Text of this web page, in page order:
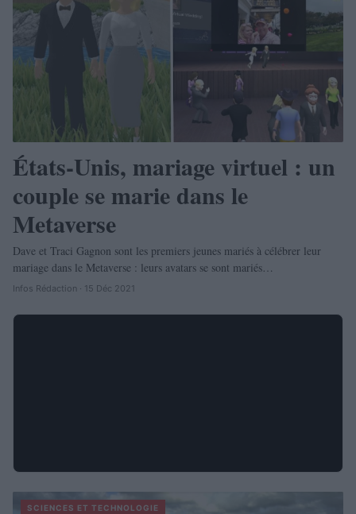
États-Unis, mariage virtuel : un
couple se marie dans le
Metaverse
Dave et Traci Gagnon sont les premiers jeunes mariés à célébrer leur
mariage dans le Metaverse : leurs avatars se sont mariés…
Infos Rédaction · 15 Déc 2021
SCIENCES ET TECHNOLOGIE